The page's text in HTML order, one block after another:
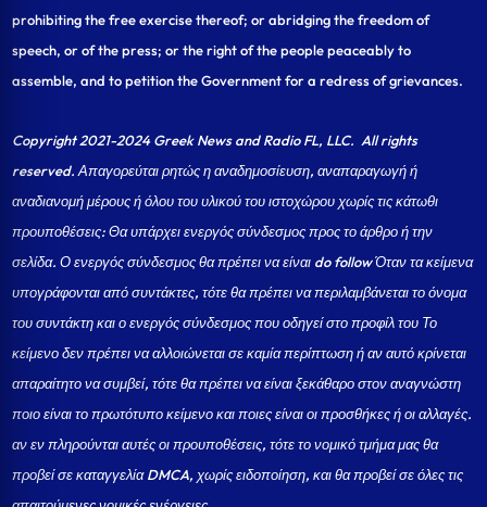
prohibiting the free exercise thereof; or abridging the freedom of
speech, or of the press; or the right of the people peaceably to
assemble, and to petition the Government for a redress of grievances.
Copyright 2021-2024 Greek News and Radio FL, LLC. All rights
reserved. Απαγορεύται ρητώς η αναδημοσίευση, αναπαραγωγή ή
αναδιανομή μέρους ή όλου του υλικού του ιστοχώρου χωρίς τις κάτωθι
προυποθέσεις: Θα υπάρχει ενεργός σύνδεσμος προς το άρθρο ή την
σελίδα.Ο ενεργός σύνδεσμος θα πρέπει να είναι do follow Όταν τα κείμενα
υπογράφονται από συντάκτες, τότε θα πρέπει να περιλαμβάνεται το όνομα
του συντάκτη και ο ενεργός σύνδεσμος που οδηγεί στο προφίλ του Το
κείμενο δεν πρέπει να αλλοιώνεται σε καμία περίπτωση ή αν αυτό κρίνεται
απαραίτητο να συμβεί, τότε θα πρέπει να είναι ξεκάθαρο στον αναγνώστη
ποιο είναι το πρωτότυπο κείμενο και ποιες είναι οι προσθήκες ή οι αλλαγές.
αν εν πληρούνται αυτές οι προυποθέσεις, τότε το νομικό τμήμα μας θα
προβεί σε καταγγελία DMCA, χωρίς ειδοποίηση, και θα προβεί σε όλες τις